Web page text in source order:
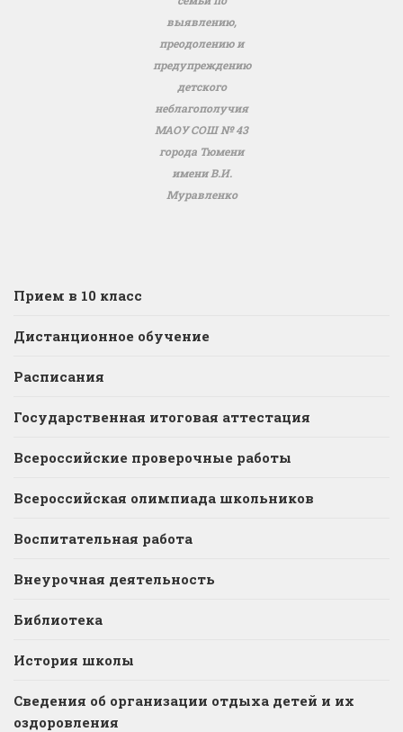
выявлению,
преодолению и
предупреждению
детского
неблагополучия
МАОУ СОШ № 43
города Тюмени
имени В.И.
Муравленко
Прием в 10 класс
Дистанционное обучение
Расписания
Государственная итоговая аттестация
Всероссийские проверочные работы
Всероссийская олимпиада школьников
Воспитательная работа
Внеурочная деятельность
Библиотека
История школы
Сведения об организации отдыха детей и их
оздоровления